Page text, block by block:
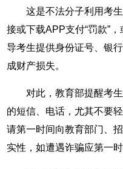
这是不法分子利用考
接或下载APP支付“罚款”
导考生提供身份证号、银
成财产损失。
对此，教育部提醒考
的短信、电话，尤其不要
请第一时间向教育部门、
实性，如遭遇诈骗应第一